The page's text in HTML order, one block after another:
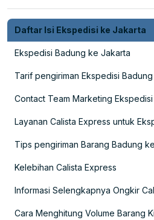
Daftar Isi Ekspedisi ke Jakarta
Ekspedisi Badung ke Jakarta
Tarif pengiriman Ekspedisi
Contact Team Marketing
Layanan Calista Express untuk
Tips pengiriman Barang Badung
Kelebihan Calista Express
Informasi Selengkapnya Ongkir
Cara Menghitung Volume Barang